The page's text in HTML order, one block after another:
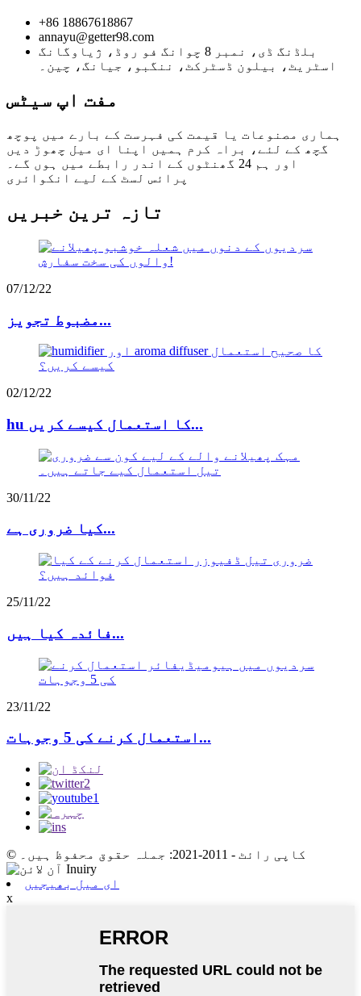
+86 18867618867
annayu@getter98.com
بلڈنگ ڈی، نمبر 8 چوانگ فو روڈ، ژیاوگانگ
اسٹریٹ، بیلون ڈسٹرکٹ، ننگبو، جیانگ، چین۔
مفت اپ سیٹس
ہماری مصنوعات یا قیمت کی فہرست کے بارے میں پوچھ
گچھ کے لئے، براہ کرم ہمیں اپنا ای میل چھوڑ دیں
اور ہم 24 گھنٹوں کے اندر رابطے میں ہوں گے۔
پرائس لسٹ کے لیے انکوائری
تازہ ترین خبریں
07/12/22
مضبوط تجویز...
02/12/22
hu کا استعمال کیسے کریں...
30/11/22
کیا ضروری ہے...
25/11/22
فائدہ کیا ہیں...
23/11/22
استعمال کرنے کی 5 وجوہات...
© کاپی رائٹ - 2011-2021: جملہ حقوق محفوظ ہیں۔
ای میل بھیجیں
x